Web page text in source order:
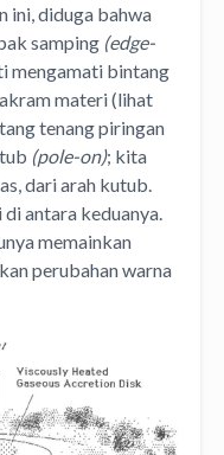
ini, diduga bahwa
samping (edge-
mengamati bintang
materi (lihat
tenang piringan
(pole-on); kita
dari arah kutub.
antara keduanya.
memainkan
perubahan warna